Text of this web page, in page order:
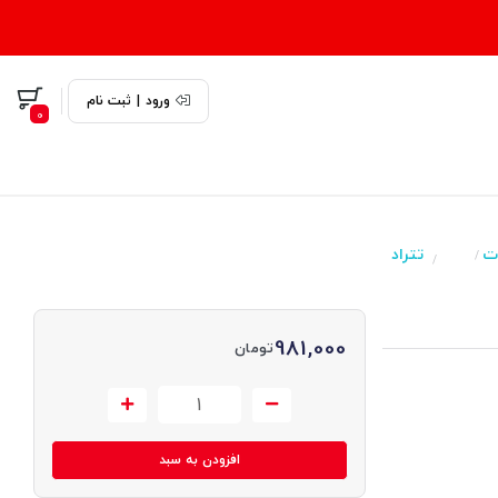
ورود | ثبت نام
0
/
/ تتراد
981,000تومان
افزودن به سبد